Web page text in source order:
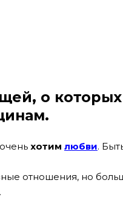
о
хотим любви.
отношения, но